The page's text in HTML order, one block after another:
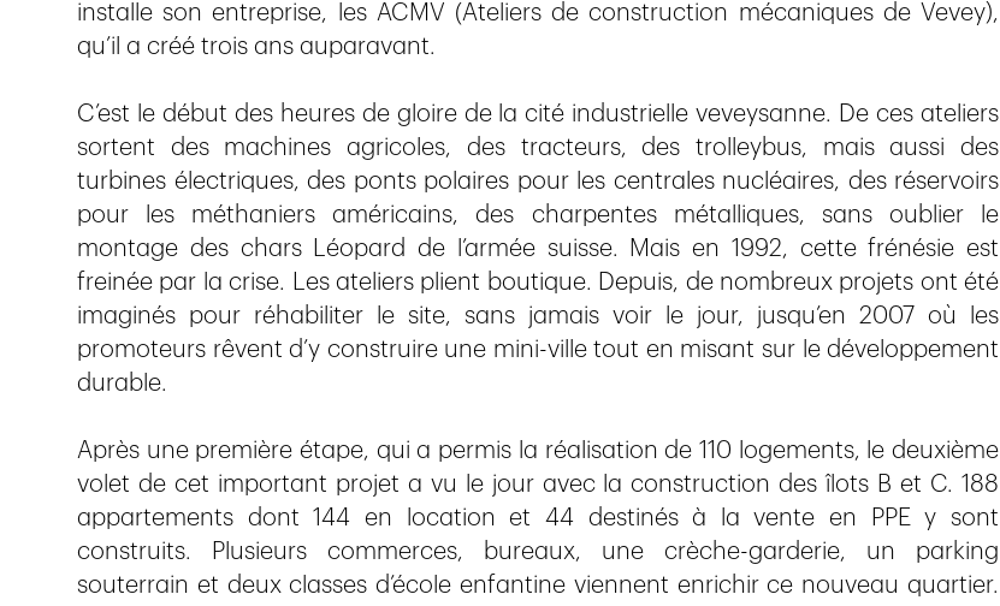
installe son entreprise, les ACMV (Ateliers de construction mécaniques de Vevey),
qu’il a créé trois ans auparavant.
C’est le début des heures de gloire de la cité industrielle veveysanne. De ces ateliers
sortent des machines agricoles, des tracteurs, des trolleybus, mais aussi des
turbines électriques, des ponts polaires pour les centrales nucléaires, des réservoirs
pour les méthaniers américains, des charpentes métalliques, sans oublier le
montage des chars Léopard de l’armée suisse. Mais en 1992, cette frénésie est
freinée par la crise. Les ateliers plient boutique. Depuis, de nombreux projets ont été
imaginés pour réhabiliter le site, sans jamais voir le jour, jusqu’en 2007 où les
promoteurs rêvent d’y construire une mini-ville tout en misant sur le développement
durable.
Après une première étape, qui a permis la réalisation de 110 logements, le deuxième
volet de cet important projet a vu le jour avec la construction des îlots B et C. 188
appartements dont 144 en location et 44 destinés à la vente en PPE y sont
construits. Plusieurs commerces, bureaux, une crèche-garderie, un parking
souterrain et deux classes d’école enfantine viennent enrichir ce nouveau quartier.